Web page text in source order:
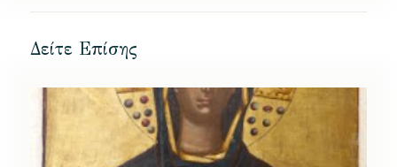
Δείτε Επίσης